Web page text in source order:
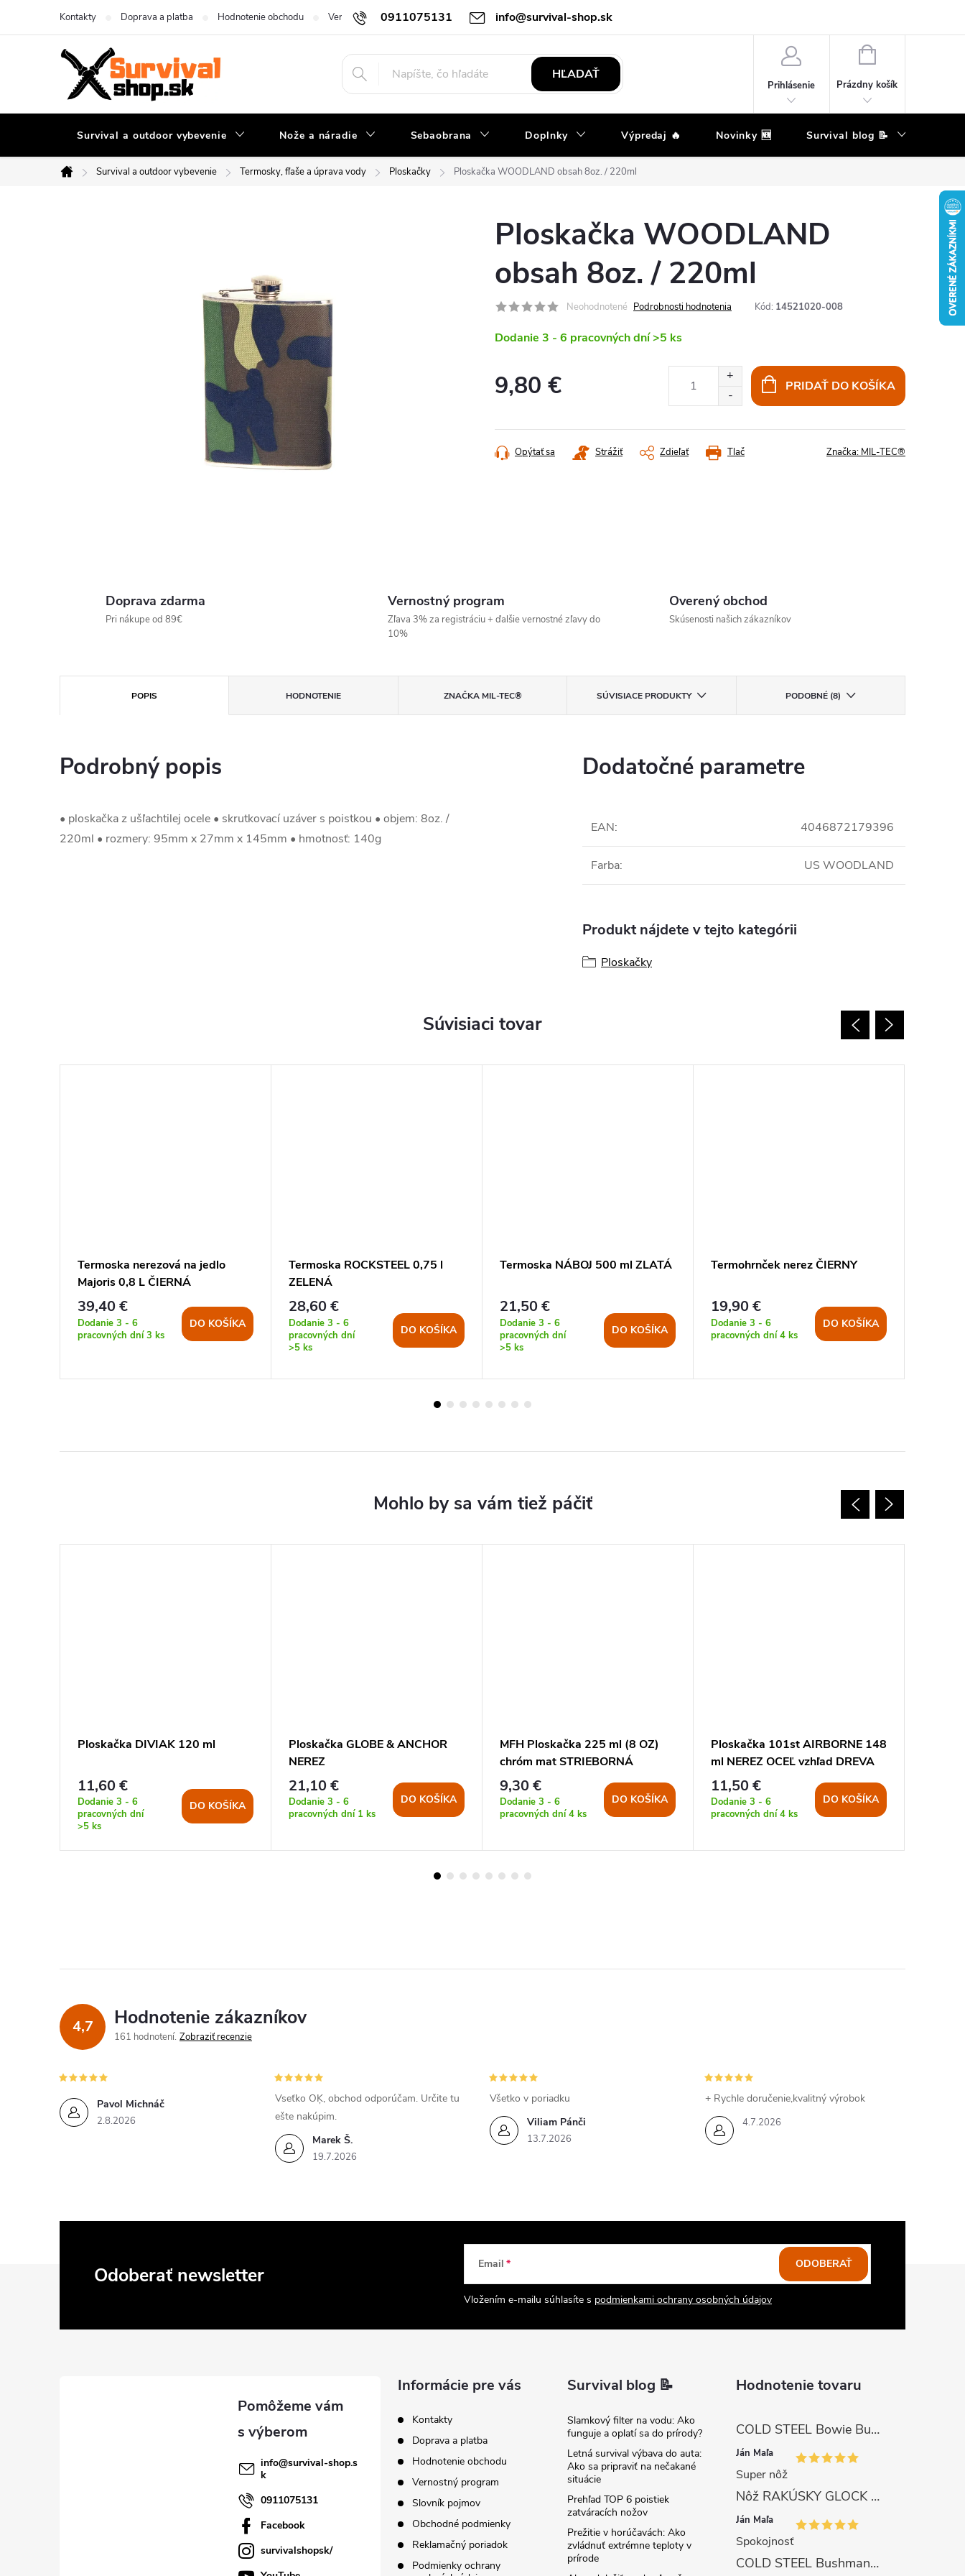
0911075131 info@survival-shop.sk
Kontakty Doprava a platba Hodnotenie obchodu Vernostný program Slovník pojmov Obchodné podmienky
HĽADAŤ
Prihlásenie
NÁKUPNÝ
Prázdny košík
Survival a outdoor vybevenie Nože a náradie Sebaobrana Doplnky Výpredaj 🔥 Novinky 🆕 Survival blog 📝
Domov
Survival a outdoor vybevenie Termosky, fľaše a úprava vody Ploskačky Ploskačka WOODLAND obsah 8oz. / 220ml
Ploskačka WOODLAND
obsah 8oz. / 220ml
Neohodnotené Podrobnosti hodnotenia Kód: 14521020-008
Dodanie 3 - 6 pracovných dní>5 ks
9,80 € PRIDAŤ DO KOŠÍKA
Tlač
Opýtať sa Strážiť Zdieľať Značka: MIL-TEC®
Doprava zdarma
Pri nákupe od 89€
Vernostný program
Zľava 3% za registráciu + ďalšie vernostné zľavy do
10%
Overený obchod
Skúsenosti našich zákazníkov
POPIS HODNOTENIE ZNAČKAMIL-TEC® SÚVISIACE PRODUKTY PODOBNÉ (8)
Podrobný popis
• ploskačka z ušľachtilej ocele • skrutkovací uzáver s poistkou • objem: 8oz. /
220ml • rozmery: 95mm x 27mm x 145mm • hmotnosť: 140g
Dodatočné parametre
EAN: 4046872179396
Farba: US WOODLAND
Produkt nájdete v tejto kategórii
Ploskačky
Súvisiaci tovar
Termoska nerezová na jedlo
Majoris 0,8 L ČIERNÁ
39,40 €
Dodanie 3 - 6
pracovných dní3 ks
DO KOŠÍKA
Termoska ROCKSTEEL 0,75 l
ZELENÁ
28,60 €
Dodanie 3 - 6
pracovných dní
>5 ks
DO KOŠÍKA
Termoska NÁBOJ 500 ml ZLATÁ
21,50 €
Dodanie 3 - 6
pracovných dní
>5 ks
DO KOŠÍKA
Termohrnček nerez ČIERNY
19,90 €
Dodanie 3 - 6
pracovných dní4 ks
DO KOŠÍKA
Ploskačka DIVIAK 120 ml
11,60 €
Dodanie 3 - 6
pracovných dní
>5 ks
DO KOŠÍKA
Ploskačka GLOBE & ANCHOR
NEREZ
21,10 €
Dodanie 3 - 6
pracovných dní 1 ks
DO KOŠÍKA
MFH Ploskačka 225 ml (8 OZ)
chróm mat STRIEBORNÁ
9,30 €
Dodanie 3 - 6
pracovných dní4 ks
DO KOŠÍKA
Ploskačka 101st AIRBORNE 148
ml NEREZ OCEĽ vzhľad DREVA
11,50 €
Dodanie 3 - 6
pracovných dní4 ks
DO KOŠÍKA
4,7 Hodnotenie zákazníkov
161 hodnotení Zobraziť recenzie
Pavol Michnáč
2.8.2026
Marek Š.
19.7.2026
Vseťko OĶ, obchod odporúčam. Určite tu
ešte nakúpim.
Viliam Pánči
13.7.2026
Všetko v poriadku
4.7.2026
+ Rychle doručenie,kvalitný výrobok
Odoberať newsletter Email
Vložením e-mailu súhlasíte s podmienkami ochrany osobných údajov
ODOBERAŤ
info@survival-shop.s
k
0911075131
Facebook
survivalshopsk/
Informácie pre vás
Kontakty
Doprava a platba
Hodnotenie obchodu
Vernostný program
Slovník pojmov
Obchodné podmienky
Reklamačný poriadok
Podmienky ochrany
Survival blog 📝
Slamkový filter na vodu: Ako
funguje a oplatí sa do prírody?
Letná survival výbava do auta:
Ako sa pripraviť na nečakané
situácie
Prehľad TOP 6 poistiek
zatváracích nožov
Prežitie v horúčavách: Ako
zvládnuť extrémne teploty v
prírode
Hodnotenie tovaru
COLD STEEL Bowie Bushman (SK-5)
Ján Maľa
Super nôž
Nôž RAKÚSKY GLOCK SURVIVAL 81 s pílkou ZELENÝ
Ján Maľa
Spokojnosť
COLD STEEL Bushman (SK-5)